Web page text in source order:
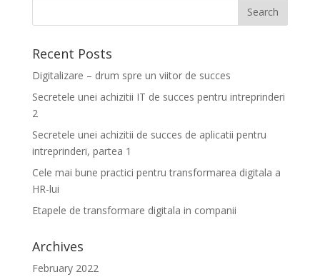
Recent Posts
Digitalizare – drum spre un viitor de succes
Secretele unei achizitii IT de succes pentru intreprinderi
2
Secretele unei achizitii de succes de aplicatii pentru
intreprinderi, partea 1
Cele mai bune practici pentru transformarea digitala a
HR-lui
Etapele de transformare digitala in companii
Archives
February 2022